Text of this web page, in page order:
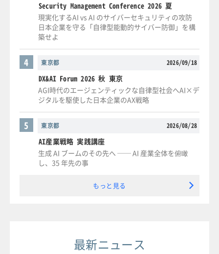
Security Management Conference 2026 夏
現実化するAI vs AI のサイバーセキュリティの攻防
日本企業を守る「自律型能動的サイバー防御」を構
築せよ
東京都 2026/09/18
4
DX&AI Forum 2026 秋 東京
AGI時代のエージェンティックな自律型社会へAI×デ
ジタルを駆使した日本企業のAX戦略
東京都 2026/08/28
5
AI産業戦略 実践講座
生成 AI ブームのその先へ ── AI 産業全体を俯瞰
し、35 年先の事
もっと見る
最新ニュース